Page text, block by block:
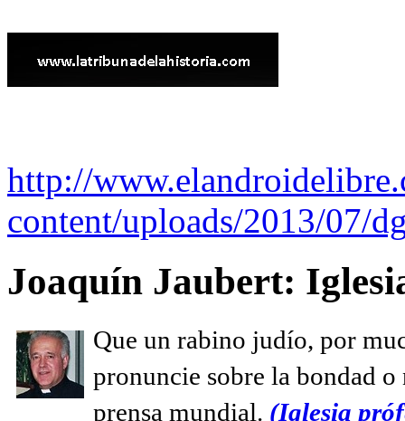
http://
content/uploads/2013/07/
Joaquín Jaubert:
Que un rabino judío, por
pronuncie sobre la bondad
prensa mundial. (Iglesia